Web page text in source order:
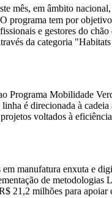
mês, em âmbito
tem por
ais e gestores do
da categoria
Programa Mobilidade
é direcionada à
voltados à
manufatura enxuta e
de metodologias
milhões para